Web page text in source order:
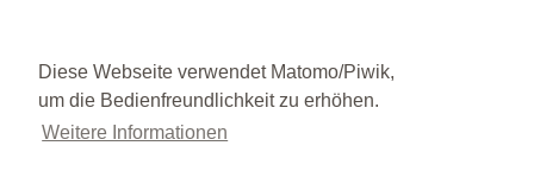
Diese Webseite verwendet Matomo/Piwik,
um die Bedienfreundlichkeit zu erhöhen.
Weitere Informationen